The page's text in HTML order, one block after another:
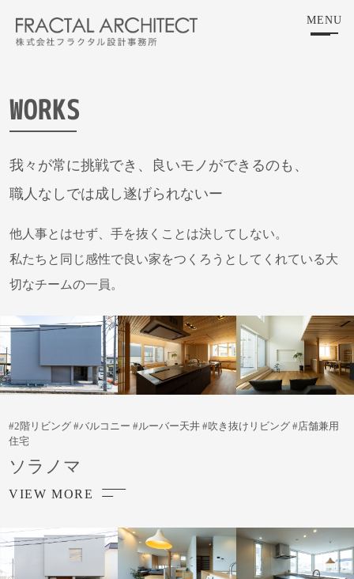
the
MENU
WORKS
我々が常に挑戦でき、良いモノができるのも、
職人なしでは成し遂げられないー
他人事とはせず、手を抜くことは決してしない。
私たちと同じ感性で良い家をつくろうとしてくれている大
切なチームの一員。
#2階リビング #バルコニー #ルーバー天井 #吹き抜けリビング #店舗兼用
住宅
ソラノマ
VIEW MORE